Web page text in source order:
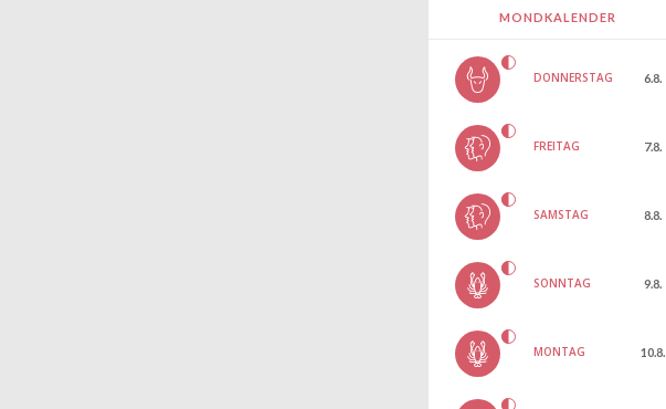
MONDKALENDER
DONNERSTAG 6.8.
FREITAG 7.8.
SAMSTAG 8.8.
SONNTAG 9.8.
MONTAG 10.8.